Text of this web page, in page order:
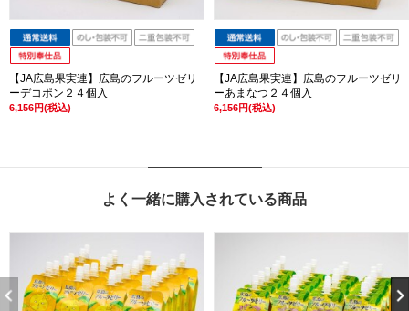
【JA広島果実連】広島のフルーツゼリ
ーデコポン２４個入
6,156円(税込)
【JA広島果実連】広島のフルーツゼリ
ーあまなつ２４個入
6,156円(税込)
よく一緒に購入されている商品